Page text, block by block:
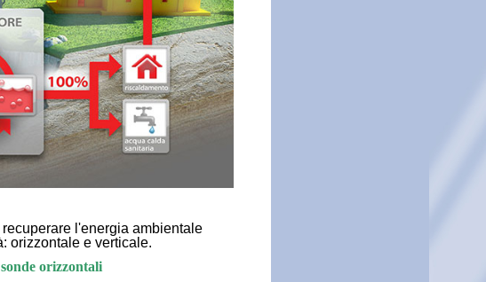
l'energia ambientale
orizzontale e verticale.
orizzontali